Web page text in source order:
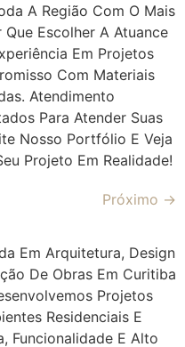
A Região Com O Mais
Escolher A Atuance
Em Projetos
Com Materiais
Atendimento
Para Atender Suas
Nosso Portfólio E Veja
Projeto Em Realidade!
Próximo →
Em Arquitetura, Design
De Obras Em Curitiba
Projetos
Residenciais E
Funcionalidade E Alto